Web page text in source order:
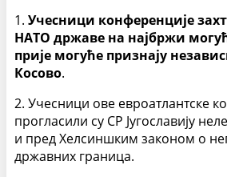
1. Учесници конференције
НАТО државе на најбржи
прије могуће признају
Косово.
2. Учесници ове евроатлантске
прогласили су СР Југославију
и пред Хелсиншким законом о
државних граница.